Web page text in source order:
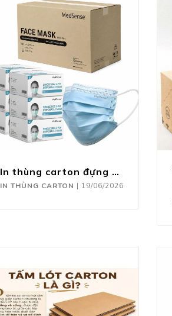
In thùng carton đựng khẩu trang
IN THÙNG CARTON | 19/06/2026